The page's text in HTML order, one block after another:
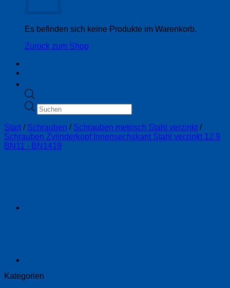
Es befinden sich keine Produkte im Warenkorb.
Zurück zum Shop
Products
search
Start / Schrauben / Schrauben metrisch Stahl verzinkt /
Schrauben Zylinderkopf Innensechskant Stahl verzinkt 12.9
BN11 - BN1419
Kategorien